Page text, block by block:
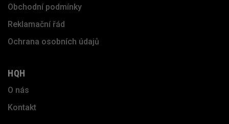
Obchodní podmínky
Reklamační řád
Ochrana osobních údajů
HQH
O nás
Kontakt